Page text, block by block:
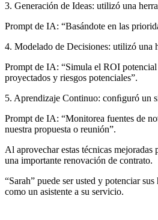
3. Generación de Ideas: utilizó una
Prompt de IA: “Basándote en las
4. Modelado de Decisiones: utilizó una
Prompt de IA: “Simula el ROI potencial
proyectados y riesgos potenciales”.
5. Aprendizaje Continuo: conﬁguró un
Prompt de IA: “Monitorea fuentes de
nuestra propuesta o reunión”.
Al aprovechar estas técnicas
una importante renovación de contrato.
“Sarah” puede ser usted y potenciar
como un asistente a su servicio.